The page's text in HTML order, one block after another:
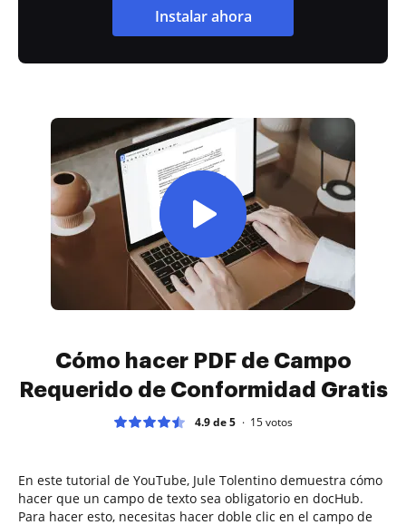
Instalar ahora
Cómo hacer PDF de Campo
Requerido de Conformidad Gratis
4.9 de 5 15votos
En este tutorial de YouTube, Jule Tolentino demuestra cómo
hacer que un campo de texto sea obligatorio en docHub.
Para hacer esto, necesitas hacer doble clic en el campo de